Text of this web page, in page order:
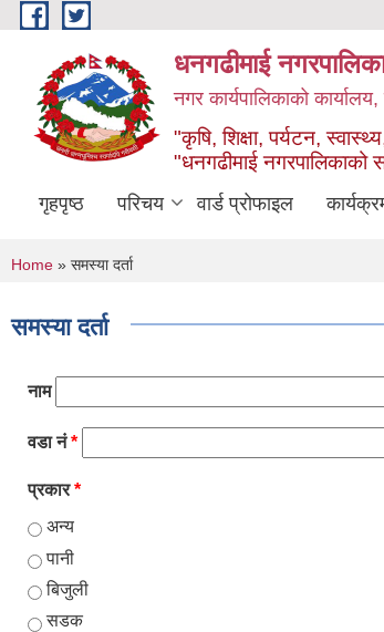
Skip to main content
धनगढीमाई
नगर कार्यपालिकाको
"कृषि, शिक्षा, पर्यटन,
"धनगढीमाई नगरपालिकाको
गृहपृष्ठ परिचय वार्ड प्रोफाइल
You are here
Home » समस्या दर्ता
समस्या दर्ता
नाम
वडा नं*
प्रकार*
अन्य
पानी
बिजुली
सडक